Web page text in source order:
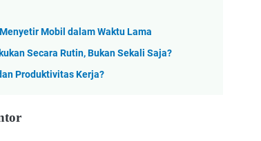
Mobil dalam Waktu Lama
Secara Rutin, Bukan Sekali Saja?
Produktivitas Kerja?